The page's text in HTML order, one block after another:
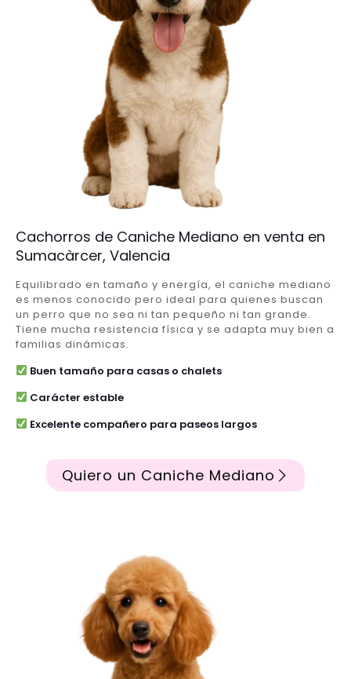
Cachorros de Caniche Mediano en venta en
Sumacàrcer, Valencia
Equilibrado en tamaño y energía, el caniche mediano
es menos conocido pero ideal para quienes buscan
un perro que no sea ni tan pequeño ni tan grande.
Tiene mucha resistencia física y se adapta muy bien a
familias dinámicas.
Buen tamaño para casas o chalets
Carácter estable
Excelente compañero para paseos largos
Quiero un Caniche Mediano